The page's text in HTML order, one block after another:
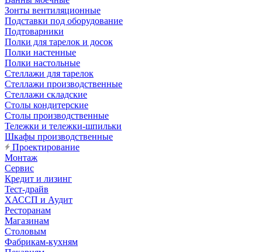
Зонты вентиляционные
Подставки под оборудование
Подтоварники
Полки для тарелок и досок
Полки настенные
Полки настольные
Стеллажи для тарелок
Стеллажи производственные
Стеллажи складские
Столы кондитерские
Столы производственные
Тележки и тележки-шпильки
Шкафы производственные
Проектирование
Монтаж
Сервис
Кредит и лизинг
Тест-драйв
ХАССП и Аудит
Ресторанам
Магазинам
Столовым
Фабрикам-кухням